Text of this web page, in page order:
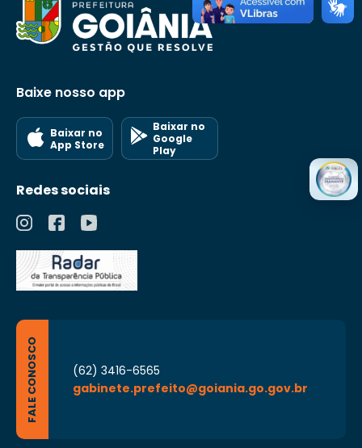
Baixe nosso app
Baixar no
App Store
Baixar no
Google
Play
Redes sociais
FALE CONOSCO
(62) 3416-6565
gabinete.prefeito@goiania.go.gov.br